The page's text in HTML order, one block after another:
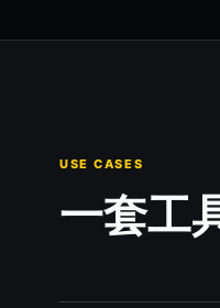
USE CASES
一套工